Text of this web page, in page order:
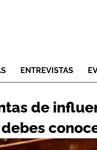
ENTREVISTAS
de